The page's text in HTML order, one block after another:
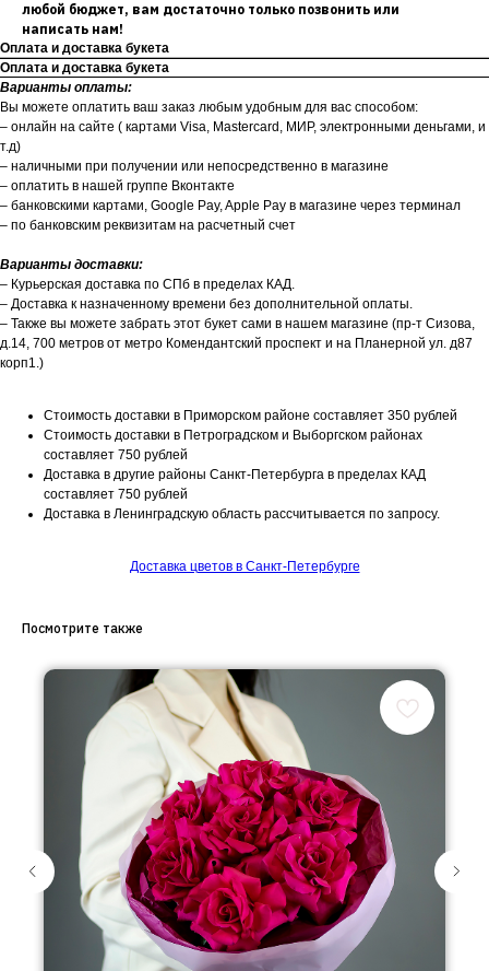
любой бюджет, вам достаточно только позвонить или
написать нам!
Оплата и доставка букета
Оплата и доставка букета
Варианты оплаты:
Вы можете оплатить ваш заказ любым удобным для вас способом:
– онлайн на сайте ( картами Visa, Mastercard, МИР, электронными деньгами, и
т.д)
– наличными при получении или непосредственно в магазине
– оплатить в нашей группе Вконтакте
– банковскими картами, Google Pay, Apple Pay в магазине через терминал
– по банковским реквизитам на расчетный счет
Варианты доставки:
– Курьерская доставка по СПб в пределах КАД.
– Доставка к назначенному времени без дополнительной оплаты.
– Также вы можете забрать этот букет сами в нашем магазине (пр-т Сизова,
д.14, 700 метров от метро Комендантский проспект и на Планерной ул. д87
корп1.)
Стоимость доставки в Приморском районе составляет 350 рублей
Стоимость доставки в Петроградском и Выборгском районах
составляет 750 рублей
Доставка в другие районы Санкт-Петербурга в пределах КАД
составляет 750 рублей
Доставка в Ленинградскую область рассчитывается по запросу.
Доставка цветов в Санкт-Петербурге
Посмотрите также